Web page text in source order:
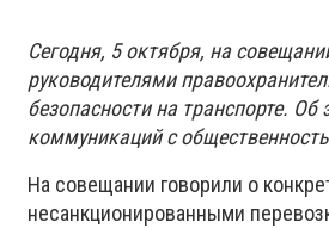
Сегодня, 5 октября, на
руководителями
безопасности на транспорте.
коммуникаций с
На совещании говорили о
несанкционированными